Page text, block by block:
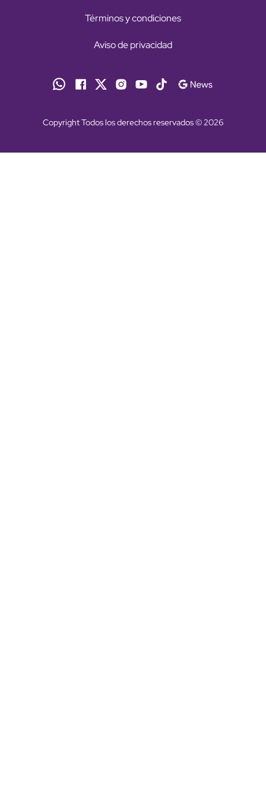
Términos y condiciones
Aviso de privacidad
Copyright Todos los derechos reservados © 2026